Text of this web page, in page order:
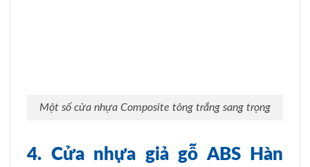
Một số cửa nhựa Composite tông trắng sang trọng
4. Cửa nhựa giả gỗ ABS Hàn